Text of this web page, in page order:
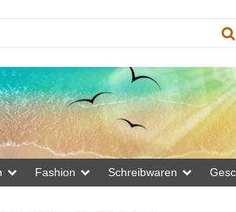
Fashion Schreibwaren